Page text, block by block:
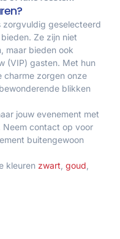
zorgvuldig geselecteerd
Ze zijn niet
maar bieden ook
(VIP) gasten. Met hun
charme zorgen onze
blikken
jouw evenement met
Neem contact op voor
buitengewoon
kleuren zwart, goud,